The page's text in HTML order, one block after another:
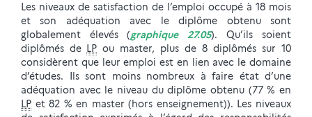
Les niveaux de satisfaction de l’emploi occupé à 18 mois
et son adéquation avec le diplôme obtenu sont
globalement élevés (graphique 27.05). Qu’ils soient
diplômés de LP ou master, plus de 8 diplômés sur 10
considèrent que leur emploi est en lien avec le domaine
d’études. Ils sont moins nombreux à faire état d’une
adéquation avec le niveau du diplôme obtenu (77 % en
LP et 82 % en master (hors enseignement)). Les niveaux